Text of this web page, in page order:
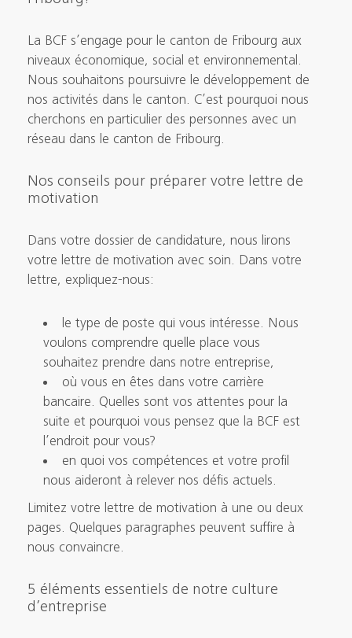
La BCF s’engage pour le canton de Fribourg aux
niveaux économique, social et environnemental.
Nous souhaitons poursuivre le développement de
nos activités dans le canton. C’est pourquoi nous
cherchons en particulier des personnes avec un
réseau dans le canton de Fribourg.
Nos conseils pour préparer votre lettre de
motivation
Dans votre dossier de candidature, nous lirons
votre lettre de motivation avec soin. Dans votre
lettre, expliquez-nous:
le type de poste qui vous intéresse. Nous
voulons comprendre quelle place vous
souhaitez prendre dans notre entreprise,
où vous en êtes dans votre carrière
bancaire. Quelles sont vos attentes pour la
suite et pourquoi vous pensez que la BCF est
l’endroit pour vous?
en quoi vos compétences et votre profil
nous aideront à relever nos défis actuels.
Limitez votre lettre de motivation à une ou deux
pages. Quelques paragraphes peuvent suffire à
nous convaincre.
5 éléments essentiels de notre culture
d’entreprise